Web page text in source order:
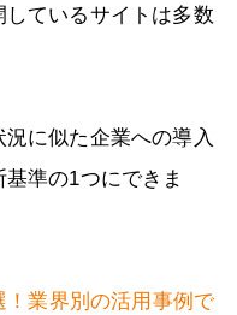
ているサイトは多数
に似た企業への導入
準の1つにできま
！業界別の活用事例で